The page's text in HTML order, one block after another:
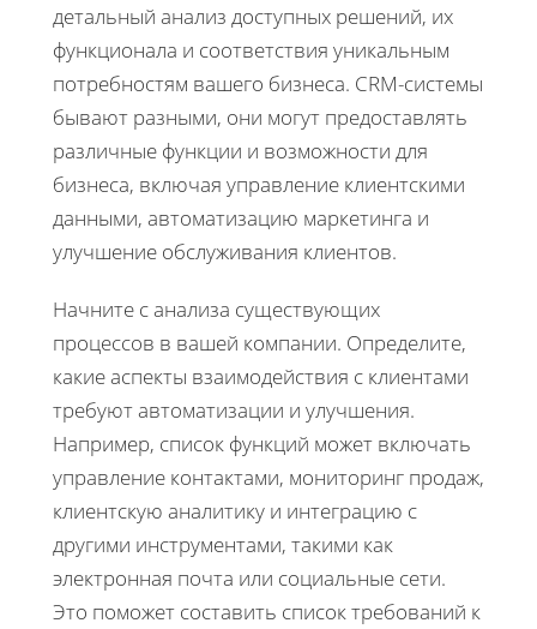
детальный анализ доступных решений, их
функционала и соответствия уникальным
потребностям вашего бизнеса. CRM-системы
бывают разными, они могут предоставлять
различные функции и возможности для
бизнеса, включая управление клиентскими
данными, автоматизацию маркетинга и
улучшение обслуживания клиентов.
Начните с анализа существующих
процессов в вашей компании. Определите,
какие аспекты взаимодействия с клиентами
требуют автоматизации и улучшения.
Например, список функций может включать
управление контактами, мониторинг продаж,
клиентскую аналитику и интеграцию с
другими инструментами, такими как
электронная почта или социальные сети.
Это поможет составить список требований к